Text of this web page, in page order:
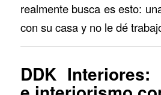
realmente busca es esto:
con su casa y no le dé
DDK Interiores: